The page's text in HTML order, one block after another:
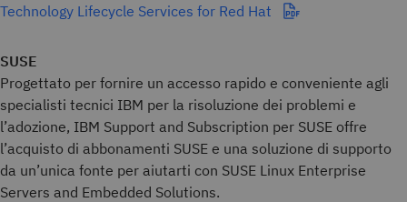
Technology Lifecycle Services for Red Hat
SUSE
Progettato per fornire un accesso rapido e conveniente agli
specialisti tecnici IBM per la risoluzione dei problemi e
l’adozione, IBM Support and Subscription per SUSE offre
l’acquisto di abbonamenti SUSE e una soluzione di supporto
da un’unica fonte per aiutarti con SUSE Linux Enterprise
Servers and Embedded Solutions.